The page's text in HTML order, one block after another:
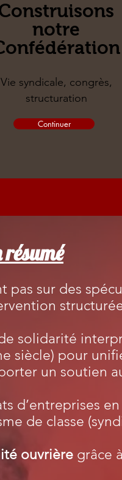
notre
Vie syndicale, congrès,
structuration
Continuer
résumé
pas sur des
solidarité
siècle) pour
un soutien
d’entreprises
de classe
ouvrière grâce